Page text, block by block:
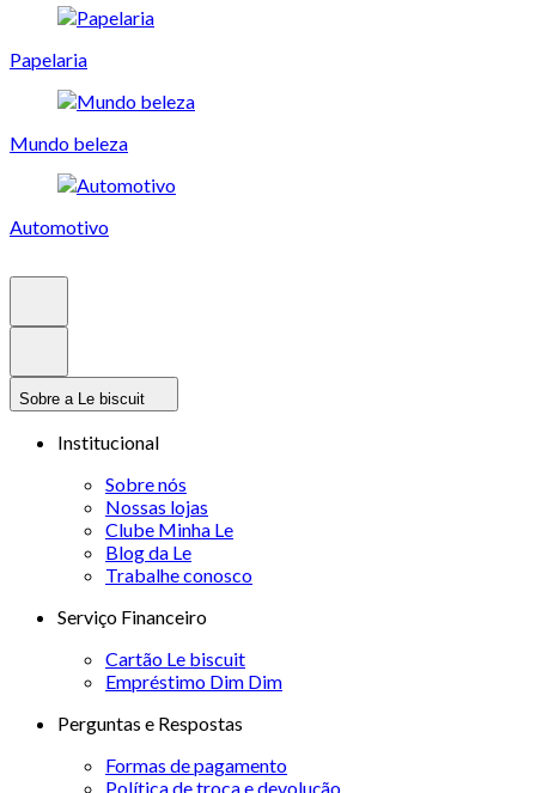
Papelaria
Mundo beleza
Automotivo
Sobre a Le biscuit
Institucional
Sobre nós
Nossas lojas
Clube Minha Le
Blog da Le
Trabalhe conosco
Serviço Financeiro
Cartão Le biscuit
Empréstimo Dim Dim
Perguntas e Respostas
Formas de pagamento
Política de troca e devolução